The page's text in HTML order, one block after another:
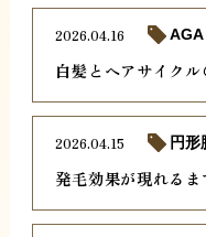
白髪とヘアサイク
2026.04.16 AGA
発毛効果が現れる
2026.04.15 円形